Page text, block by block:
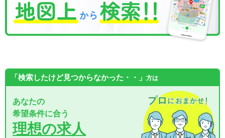
「検索したけど見つからなかった・・」 方は
あなたの
希望条件に合う
理想の求人